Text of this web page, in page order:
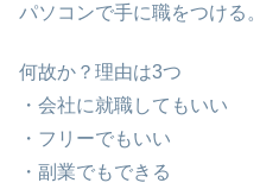
パソコンで手に職をつける
何故か？理由は3つ
・会社に就職してもいい
・フリーでもいい
・副業でもできる